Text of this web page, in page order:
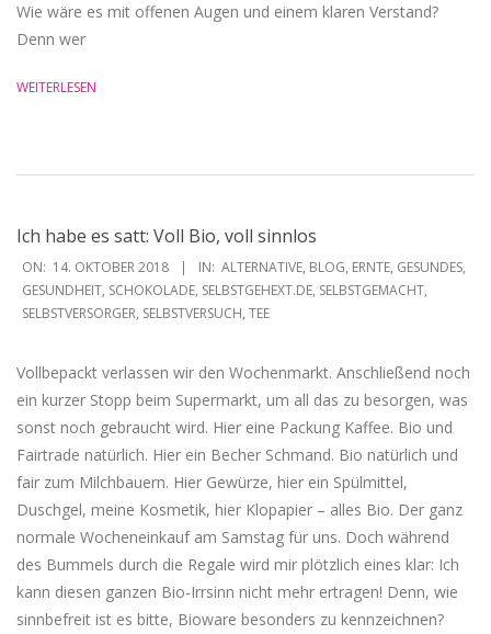
Wie wäre es mit offenen Augen und einem klaren Verstand?
Denn wer
WEITERLESEN
Ich habe es satt: Voll Bio, voll sinnlos
2018-
10-
14
ON: 14. OKTOBER 2018 IN: ALTERNATIVE, BLOG, ERNTE, GESUNDES,
GESUNDHEIT, SCHOKOLADE, SELBSTGEHEXT.DE, SELBSTGEMACHT,
SELBSTVERSORGER, SELBSTVERSUCH, TEE
Vollbepackt verlassen wir den Wochenmarkt. Anschließend noch
ein kurzer Stopp beim Supermarkt, um all das zu besorgen, was
sonst noch gebraucht wird. Hier eine Packung Kaffee. Bio und
Fairtrade natürlich. Hier ein Becher Schmand. Bio natürlich und
fair zum Milchbauern. Hier Gewürze, hier ein Spülmittel,
Duschgel, meine Kosmetik, hier Klopapier – alles Bio. Der ganz
normale Wocheneinkauf am Samstag für uns. Doch während
des Bummels durch die Regale wird mir plötzlich eines klar: Ich
kann diesen ganzen Bio-Irrsinn nicht mehr ertragen! Denn, wie
sinnbefreit ist es bitte, Bioware besonders zu kennzeichnen?